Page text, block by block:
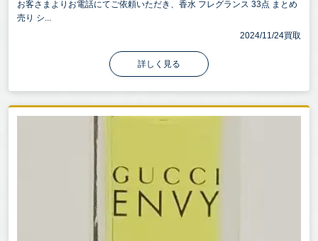
お客さまよりお電話にてご依頼いただき、香水 フレグランス 33点 まとめ
売り シ...
2024/11/24買取
詳しく見る